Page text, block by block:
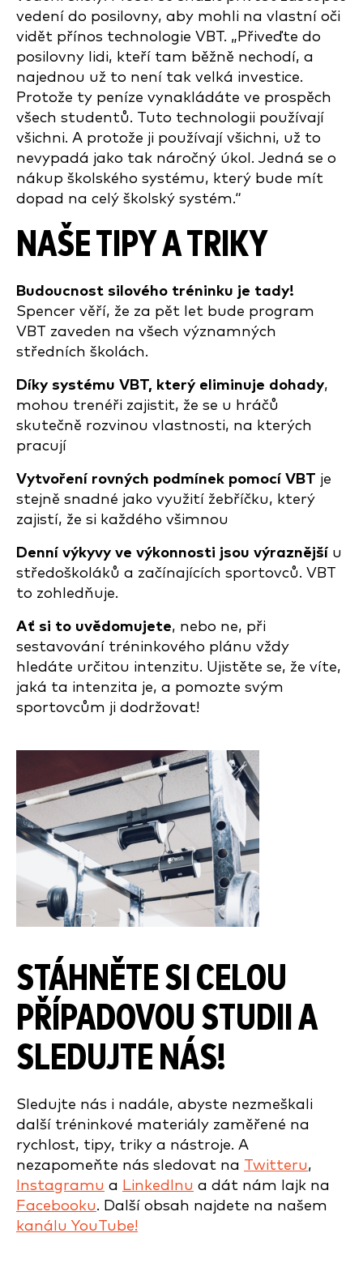
vedení do posilovny, aby mohli na vlastní oči
vidět přínos technologie VBT. „Přiveďte do
posilovny lidi, kteří tam běžně nechodí, a
najednou už to není tak velká investice.
Protože ty peníze vynakládáte ve prospěch
všech studentů. Tuto technologii používají
všichni. A protože ji používají všichni, už to
nevypadá jako tak náročný úkol. Jedná se o
nákup školského systému, který bude mít
dopad na celý školský systém.“
NAŠE TIPY A TRIKY
Budoucnost silového tréninku je tady!
Spencer věří, že za pět let bude program
VBT zaveden na všech významných
středních školách.
Díky systému VBT, který eliminuje dohady,
mohou trenéři zajistit, že se u hráčů
skutečně rozvinou vlastnosti, na kterých
pracují
Vytvoření rovných podmínek pomocí VBT je
stejně snadné jako využití žebříčku, který
zajistí, že si každého všimnou
Denní výkyvy ve výkonnosti jsou výraznější u
středoškoláků a začínajících sportovců. VBT
to zohledňuje.
Ať si to uvědomujete, nebo ne, při
sestavování tréninkového plánu vždy
hledáte určitou intenzitu. Ujistěte se, že víte,
jaká ta intenzita je, a pomozte svým
sportovcům ji dodržovat!
STÁHNĚTE SI CELOU
PŘÍPADOVOU STUDII A
SLEDUJTE NÁS!
Sledujte nás i nadále, abyste nezmeškali
další tréninkové materiály zaměřené na
rychlost, tipy, triky a nástroje. A
nezapomeňte nás sledovat na Twitteru,
Instagramu a LinkedInu a dát nám lajk na
Facebooku. Další obsah najdete na našem
kanálu YouTube!